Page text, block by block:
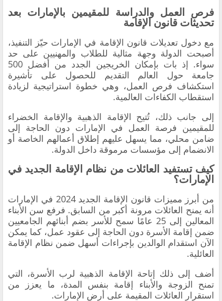
فرص العمل والدراسة للمقيمين بالإمارات بعد
تحديثات قانون الإقامة
مع دخول تعديلات قانون الإقامة في الإمارات حيّز التنفيذ،
أصبحت الدولة وجهة مثالية للطلاب والمهنيين على حد
سواء. إذ بات بإمكان الخريجين الجدد من أفضل 500
جامعة حول العالم التقديم للحصول على تأشيرة
استكشاف فرص العمل، وهي خطوة استراتيجية لزيادة
استقطاب الكفاءات العالمية.
إلى جانب ذلك، تُتيح الإقامة الذهبية والإقامة الخضراء
للمقيمين فرصة العمل في الإمارات دون الحاجة إلى
ضامن محلي، مما يسهل عليهم إطلاق أعمالهم الخاصة أو
الانضمام إلى مؤسسات مرموقة داخل الدولة.
كيف تستفيد العائلات من نظام الإقامة الجديد في
الإمارات؟
من أبرز مميزات قانون الإقامة الجديد 2024 في الإمارات
أنه يمنح العائلات مرونة أكبر من السابق. فرفع سن الأبناء
المعالين إلى 25 عامًا سمح للأسر بضم أبنائهم الجامعيين
ضمن إقامة الأسرة دون الحاجة إلى عقود عمل، كما يمكن
الآن استقدام الوالدين بإجراءات أسهل ضمن نظام الإقامة
العائلية.
أضف إلى ذلك إتاحة الإقامة الذهبية لرب الأسرة، التي
تمنح الزوجة والأبناء إقامة بنفس المدة، ما يعزز من
استقرار العائلات المقيمة على أرض الإمارات.